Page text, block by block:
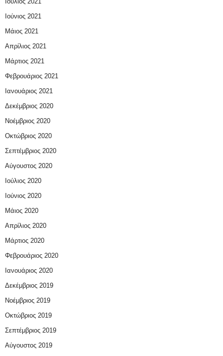
Ιούνιος 2021
Μάιος 2021
Απρίλιος 2021
Μάρτιος 2021
Φεβρουάριος 2021
Ιανουάριος 2021
Δεκέμβριος 2020
Νοέμβριος 2020
Οκτώβριος 2020
Σεπτέμβριος 2020
Αύγουστος 2020
Ιούλιος 2020
Ιούνιος 2020
Μάιος 2020
Απρίλιος 2020
Μάρτιος 2020
Φεβρουάριος 2020
Ιανουάριος 2020
Δεκέμβριος 2019
Νοέμβριος 2019
Οκτώβριος 2019
Σεπτέμβριος 2019
Αύγουστος 2019